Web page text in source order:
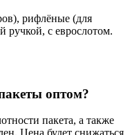
рифлёные (для
ручкой, с еврослотом.
оптом?
пакета, а также